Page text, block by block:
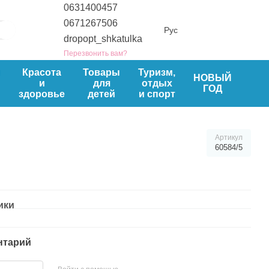
0631400457
0671267506
dropopt_shkatulka
Перезвонить вам?
Рус
Красота
и
здоровье
Товары
для
детей
Туризм,
отдых
и спорт
НОВЫЙ
ГОД
Артикул
60584/5